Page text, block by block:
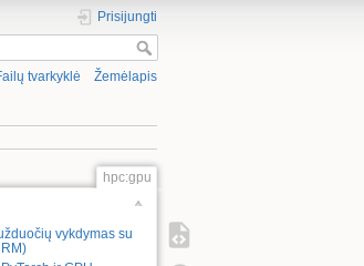
Prisijungti
tvarkyklė Žemėlapis
hpc:gpu
vykdymas su